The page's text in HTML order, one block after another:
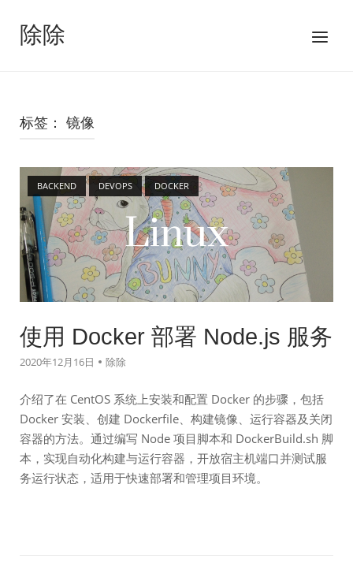
除除
菜
标签： 镜像
BACKEND DEVOPS DOCKER
Open post
使用 Docker 部署 Node.js 服务
2020年12月16日 除除
介绍了在 CentOS 系统上安装和配置 Docker 的步骤，包括
Docker 安装、创建 Dockerfile、构建镜像、运行容器及关闭
容器的方法。通过编写 Node 项目脚本和 DockerBuild.sh 脚
本，实现自动化构建与运行容器，开放宿主机端口并测试服
务运行状态，适用于快速部署和管理项目环境。